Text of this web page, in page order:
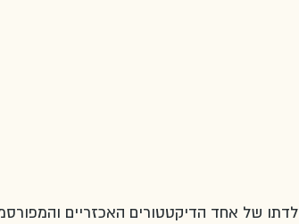
של אחד הדיקטטורים האכזריים